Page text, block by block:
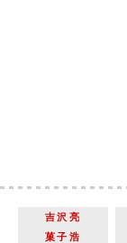
吉沢亮
菓子浩